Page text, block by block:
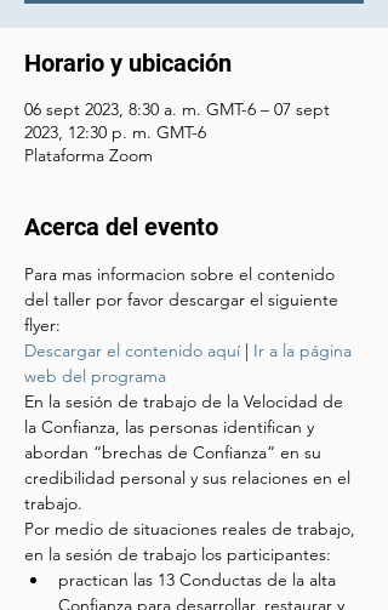
Horario y ubicación
06 sept 2023, 8:30 a. m. GMT-6 – 07 sept
2023, 12:30 p. m. GMT-6
Plataforma Zoom
Acerca del evento
Para mas informacion sobre el contenido
del taller por favor descargar el siguiente
flyer:
Descargar el contenido aquí | Ir a la página
web del programa
En la sesión de trabajo de la Velocidad de
la Confianza, las personas identifican y
abordan “brechas de Confianza” en su
credibilidad personal y sus relaciones en el
trabajo.
Por medio de situaciones reales de trabajo,
en la sesión de trabajo los participantes:
practican las 13 Conductas de la alta
Confianza para desarrollar, restaurar y